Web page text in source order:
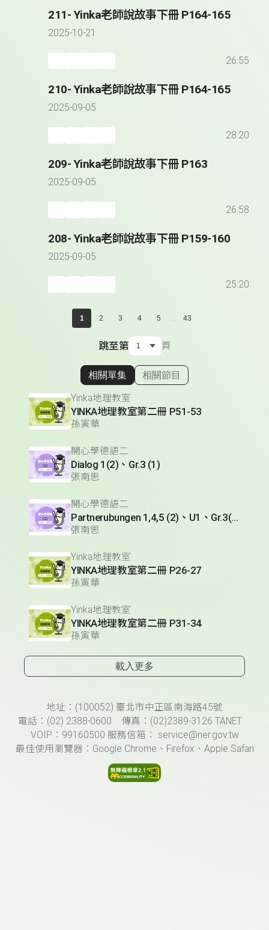
211- Yinka老師說故事下冊 P164-165
2025-10-21
26:55
210- Yinka老師說故事下冊 P164-165
2025-09-05
28:20
209- Yinka老師說故事下冊 P163
2025-09-05
26:58
208- Yinka老師說故事下冊 P159-160
2025-09-05
25:20
1 2 3 4 5 ... 43
跳至第 頁
顯示相關單集
相關單集 相關節目
Yinka地理教室
YINKA地理教室第二冊 P51-53
孫寅華
開心學德語二
Dialog 1(2)、Gr.3 (1)
張南思
開心學德語二
Partnerubungen 1,4,5 (2)、U1、Gr.3(1)
張南思
Yinka地理教室
YINKA地理教室第二冊 P26-27
孫寅華
Yinka地理教室
YINKA地理教室第二冊 P31-34
孫寅華
載入更多
頁尾資訊地址：(100052) 臺北市中正區南海路45號
電話：(02) 2388-0600 傳真：(02)2389-3126 TANET
VOIP：99160500 服務信箱： service@ner.gov.tw
最佳使用瀏覽器：Google Chrome、Firefox、Apple Safari